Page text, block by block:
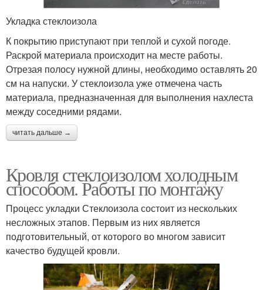
Укладка стеклоизола
К покрытию приступают при теплой и сухой погоде.
Раскрой материала происходит на месте работы.
Отрезая полосу нужной длины, необходимо оставлять 20
см на напуски. У стеклоизола уже отмечена часть
материала, предназначенная для выполнения нахлеста
между соседними рядами.
читать дальше →
Кровля стеклоизолом холодным
способом. Работы по монтажу
Процесс укладки Стеклоизола состоит из нескольких
несложных этапов. Первым из них является
подготовительный, от которого во многом зависит
качество будущей кровли.